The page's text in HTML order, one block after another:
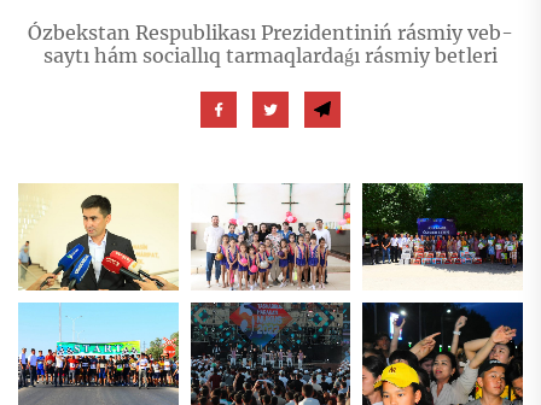
Ózbekstan Respublikası Prezidentiniń rásmiy veb-
saytı hám sociallıq tarmaqlardaǵı rásmiy betleri